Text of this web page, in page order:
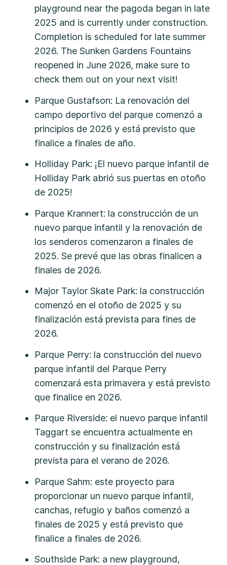
playground near the pagoda began in late
2025 and is currently under construction.
Completion is scheduled for late summer
2026. The Sunken Gardens Fountains
reopened in June 2026, make sure to
check them out on your next visit!
Parque Gustafson: La renovación del
campo deportivo del parque comenzó a
principios de 2026 y está previsto que
finalice a finales de año.
Holliday Park: ¡El nuevo parque infantil de
Holliday Park abrió sus puertas en otoño
de 2025!
Parque Krannert: la construcción de un
nuevo parque infantil y la renovación de
los senderos comenzaron a finales de
2025. Se prevé que las obras finalicen a
finales de 2026.
Major Taylor Skate Park: la construcción
comenzó en el otoño de 2025 y su
finalización está prevista para fines de
2026.
Parque Perry: la construcción del nuevo
parque infantil del Parque Perry
comenzará esta primavera y está previsto
que finalice en 2026.
Parque Riverside: el nuevo parque infantil
Taggart se encuentra actualmente en
construcción y su finalización está
prevista para el verano de 2026.
Parque Sahm: este proyecto para
proporcionar un nuevo parque infantil,
canchas, refugio y baños comenzó a
finales de 2025 y está previsto que
finalice a finales de 2026.
Southside Park: a new playground,